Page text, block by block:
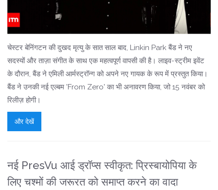
चेस्टर बेनिंगटन की दुखद मृत्यु के सात साल बाद, Linkin Park बैंड ने नए
सदस्यों और ताज़ा संगीत के साथ एक महत्वपूर्ण वापसी की है। लाइव-स्ट्रीम इवेंट
के दौरान, बैंड ने एमिली आर्मस्ट्रॉन्ग को अपने नए गायक के रूप में प्रस्तुत किया।
बैंड ने उनकी नई एल्बम 'From Zero' का भी अनावरण किया, जो 15 नवंबर को
रिलीज़ होगी।
और देखें
नई PresVu आई ड्रॉप्स स्वीकृत: प्रिस्बायोपिया के
लिए चश्मों की जरूरत को समाप्त करने का वादा